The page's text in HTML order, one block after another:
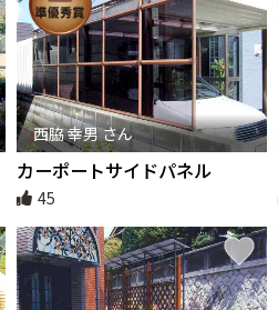
西脇 幸男 さん
カーポートサイドパネル
45